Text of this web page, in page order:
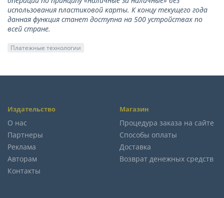
использования пластиковой карты. К концу текущего года
данная функция станет доступна на 500 устройствах по
всей стране.
Платежные технологии
Издательство
О нас
Партнеры
Реклама
Авторам
Контакты
Магазин
Процедура заказа на сайте
Способы оплаты
Доставка
Возврат денежных средств